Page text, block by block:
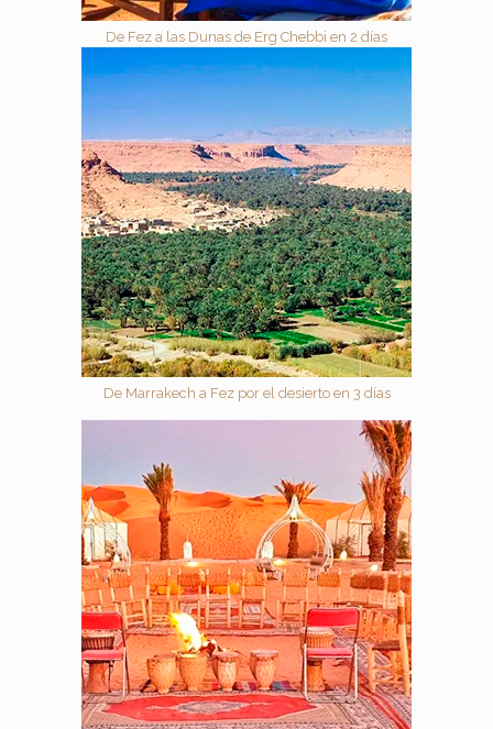
De Fez a las Dunas de Erg Chebbi en 2 días
De Marrakech a Fez por el desierto en 3 días